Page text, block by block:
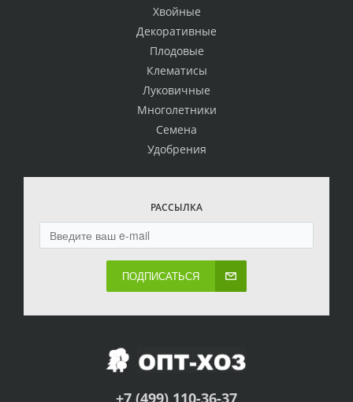
Хвойные
Декоративные
Плодовые
Клематисы
Луковичные
Многолетники
Семена
Удобрения
РАССЫЛКА
ПОДПИСАТЬСЯ
+7 (499) 110-36-37